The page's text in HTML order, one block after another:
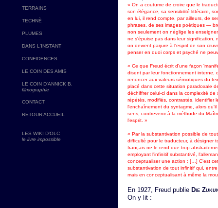
TERRAINS
TECHNÈ
PLUMES
DANS L'INSTANT
CONFIDENCES
LE COIN DES AMIS
LE COIN D'ANNICK B.
filmographie
CONTACT
RETOUR ACCUEIL
LES WIKI D'OLC
le livre impossible
« On a coutume de croire que le
son élégance, sa sensibilité littéraire,
en lui, il rend compte, par ailleurs, de
phrases, de ses images poétiques —
non seulement on néglige les
ne s'épuise pas dans leur signification,
on devient parjure à l'esprit de son
penser en quoi corps et psyché ne
« Ce que Freud écrit d'une façon
disent par leur fonctionnement interne,
renoncer aux valeurs sémiotiques du
placé dans cette situation paradoxale
déchiffrer celui-ci dans la complexité
répétés, modifiés, contrastés, identifier
l'enchaînement du syntagme, alors
sens, contrevenir à la méthode du
l'esprit. »
« Par la substantivation possible de
difficulté pour le traducteur, à désigner
français ne le rend que trop
employant l'infinitif substantivé,
conceptualiser une action : […] C'est
substantivation de tout infinitif qui,
mais en conceptualisant à même la
En 1927, Freud publie Die
On y lit :